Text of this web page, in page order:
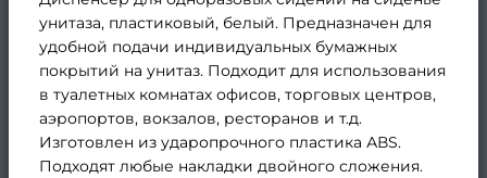
унитаза, пластиковый, белый. Предназначен для
удобной подачи индивидуальных бумажных
покрытий на унитаз. Подходит для использования
в туалетных комнатах офисов, торговых центров,
аэропортов, вокзалов, ресторанов и т.д.
Изготовлен из ударопрочного пластика АВS.
Подходят любые накладки двойного сложения.